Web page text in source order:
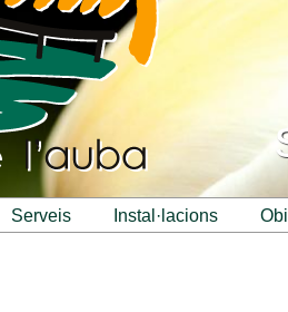
serveis instal·lacions